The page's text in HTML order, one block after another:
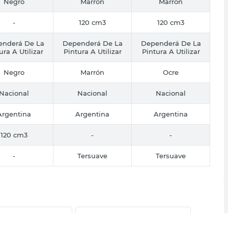
- 120 cm3 120 cm3
De La
A Utilizar
Dependerá De La
Pintura A Utilizar
Dependerá De La
Pintura A Utilizar
Negro Marrón Ocre
Nacional Nacional
Argentina Argentina
120 cm3 - -
- Tersuave Tersuave